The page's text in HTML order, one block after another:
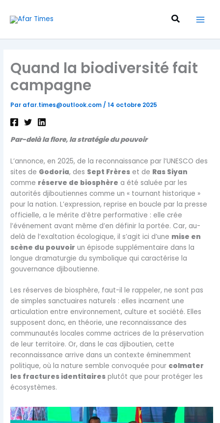
contenu
Quand la biodiversité fait
campagne
Par afar.times@outlook.com /14 octobre 2025
Par-delà la flore, la stratégie du pouvoir
L’annonce, en 2025, de la reconnaissance par l’UNESCO des
sites de Godoria, des Sept Frères et de Ras Siyan
comme réserve de biosphère a été saluée par les
autorités djiboutiennes comme un « tournant historique »
pour la nation. L’expression, reprise en boucle par la presse
officielle, a le mérite d’être performative : elle crée
l’événement avant même d’en définir la portée. Car, au-
delà de l’exaltation écologique, il s’agit ici d’une mise en
scène du pouvoir un épisode supplémentaire dans la
longue dramaturgie du symbolique qui caractérise la
gouvernance djiboutienne.
Les réserves de biosphère, faut-il le rappeler, ne sont pas
de simples sanctuaires naturels : elles incarnent une
articulation entre environnement, culture et société. Elles
supposent donc, en théorie, une reconnaissance des
communautés locales comme actrices de la préservation
de leur territoire. Or, dans le cas djiboutien, cette
reconnaissance arrive dans un contexte éminemment
politique, où la nature semble convoquée pour colmater
les fractures identitaires plutôt que pour protéger les
écosystèmes.